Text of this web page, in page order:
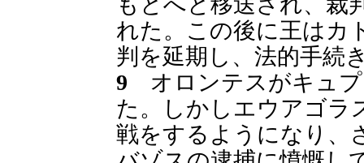
れた。この後に王はカ
判を延期し、法的手続
9 オロンテスがキュプ
た。しかしエウアゴラ
戦をするようになり、